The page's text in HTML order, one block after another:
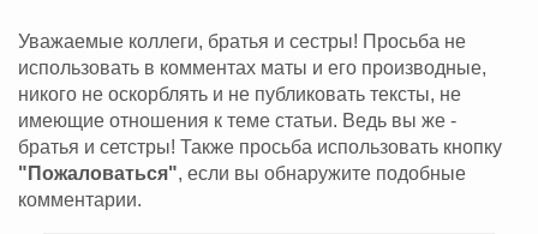
Уважаемые коллеги, братья и сестры! Просьба не
использовать в комментах маты и его производные,
никого не оскорблять и не публиковать тексты, не
имеющие отношения к теме статьи. Ведь вы же -
братья и сетстры! Также просьба использовать кнопку
"Пожаловаться", если вы обнаружите подобные
комментарии.